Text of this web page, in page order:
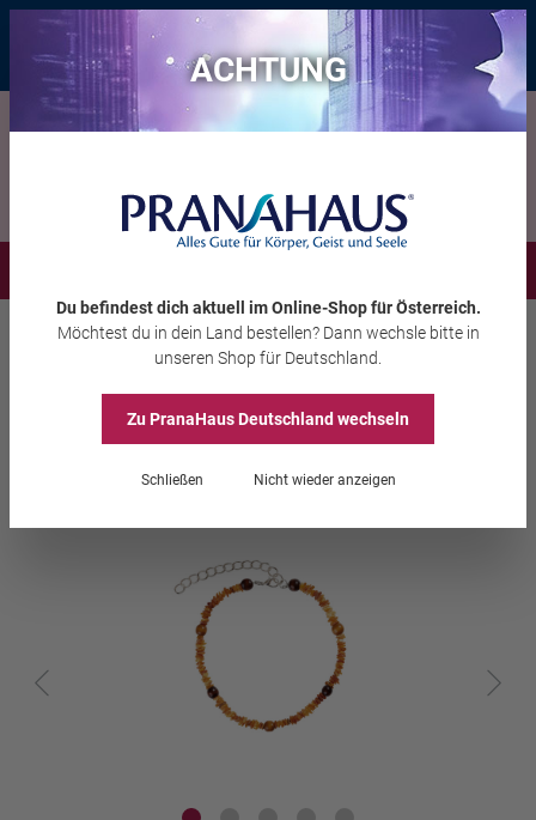
Bis zu 20 € Rabatt* mit dem Vorteils-Codeeintauchen , gültig bis
11.08.2026
Tierbedarf Haustier
Haustier-Bernsteinkette
ACHTUNG
Du befindest dich aktuell im Online-Shopfür Österreich.
Möchtest du in dein Land bestellen? Dann wechsle bitte in
unseren Shop für Deutschland
Zu PranaHausDeutschland wechseln
Schließen Nicht wieder anzeigen